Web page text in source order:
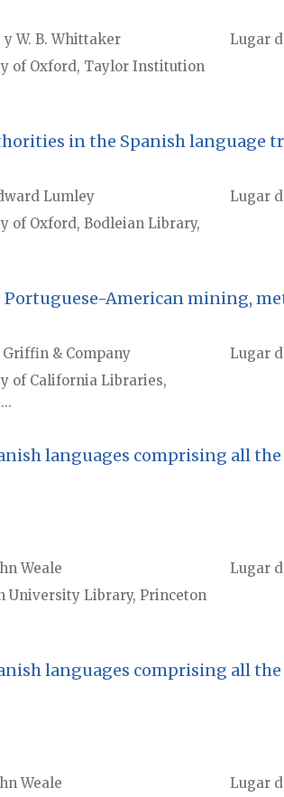
y W. B. Whittaker Lugar
of Oxford, Taylor Institution
in the Spanish language
Lumley Lugar
of Oxford, Bodleian Library,
American mining,
Griffin & Company Lugar
of California Libraries,
languages comprising all
Weale Lugar
University Library, Princeton
languages comprising all
Weale Lugar